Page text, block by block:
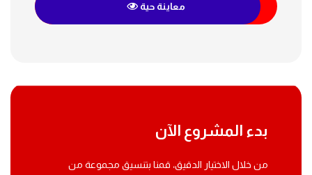
معاينة حية
بدء المشروع الآن
من خلال الاختيار الدقيق، قمنا بتنسيق مجموعة من